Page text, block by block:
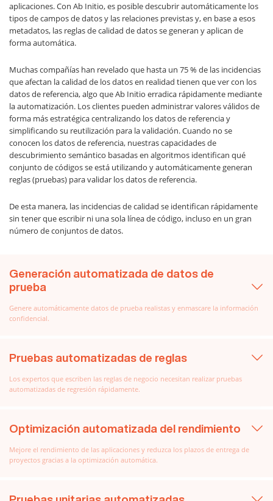
aplicaciones. Con Ab Initio, es posible descubrir automáticamente los
tipos de campos de datos y las relaciones previstas y, en base a esos
metadatos, las reglas de calidad de datos se generan y aplican de
forma automática.
Muchas compañías han revelado que hasta un 75 % de las incidencias
que afectan la calidad de los datos en realidad tienen que ver con los
datos de referencia, algo que Ab Initio erradica rápidamente mediante
la automatización. Los clientes pueden administrar valores válidos de
forma más estratégica centralizando los datos de referencia y
simplificando su reutilización para la validación. Cuando no se
conocen los datos de referencia, nuestras capacidades de
descubrimiento semántico basadas en algoritmos identifican qué
conjunto de códigos se está utilizando y automáticamente generan
reglas (pruebas) para validar los datos de referencia.
De esta manera, las incidencias de calidad se identifican rápidamente
sin tener que escribir ni una sola línea de código, incluso en un gran
número de conjuntos de datos.
Generación automatizada de datos de
prueba
Genere automáticamente datos de prueba realistas y enmascare la información
confidencial.
Pruebas automatizadas de reglas
Los expertos que escriben las reglas de negocio necesitan realizar pruebas
automatizadas de regresión rápidamente.
Optimización automatizada del rendimiento
Mejore el rendimiento de las aplicaciones y reduzca los plazos de entrega de
proyectos gracias a la optimización automática.